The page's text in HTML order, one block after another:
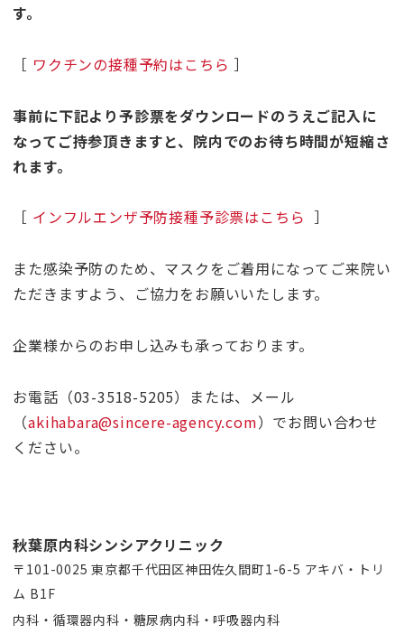
す。
［ ワクチンの接種予約はこちら ］
事前に下記より予診票をダウンロードのうえご記入に
なってご持参頂きますと、院内でのお待ち時間が短縮さ
れます。
［ インフルエンザ予防接種予診票はこちら ］
また感染予防のため、マスクをご着用になってご来院い
ただきますよう、ご協力をお願いいたします。
企業様からのお申し込みも承っております。
お電話（03-3518-5205）または、メール
（akihabara@sincere-agency.com）でお問い合わせ
ください。
秋葉原内科シンシアクリニック
〒101-0025 東京都千代田区神田佐久間町1-6-5 アキバ・トリ
ム B1F
内科・循環器内科・糖尿病内科・呼吸器内科